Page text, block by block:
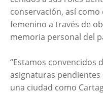
conservación, así
femenino a través de
memoria personal del
“Estamos convencidos
asignaturas
una ciudad como